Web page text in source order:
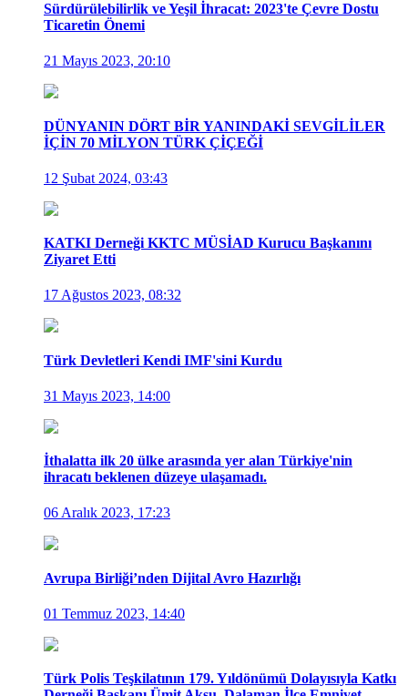
Sürdürülebilirlik ve Yeşil İhracat: 2023'te Çevre Dostu
Ticaretin Önemi
21 Mayıs 2023, 20:10
DÜNYANIN DÖRT BİR YANINDAKİ SEVGİLİLER
İÇİN 70 MİLYON TÜRK ÇİÇEĞİ
12 Şubat 2024, 03:43
KATKI Derneği KKTC MÜSİAD Kurucu Başkanını
Ziyaret Etti
17 Ağustos 2023, 08:32
Türk Devletleri Kendi IMF'sini Kurdu
31 Mayıs 2023, 14:00
İthalatta ilk 20 ülke arasında yer alan Türkiye'nin
ihracatı beklenen düzeye ulaşamadı.
06 Aralık 2023, 17:23
Avrupa Birliği’nden Dijital Avro Hazırlığı
01 Temmuz 2023, 14:40
Türk Polis Teşkilatının 179. Yıldönümü Dolayısıyla Katkı